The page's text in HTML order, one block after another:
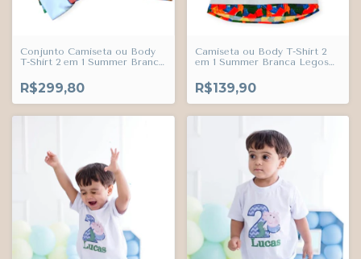
Conjunto Camiseta ou Body
T-Shirt 2 em 1 Summer Branca
Estampado Personalizado e
Bermuda Legos Brinquedos
Esporte Fino Índigo Trend
R$299,80
Camiseta ou Body T-Shirt 2
em 1 Summer Branca Legos
Personalizado Adulto Infantil
Bebê Índigo Trend
R$139,90